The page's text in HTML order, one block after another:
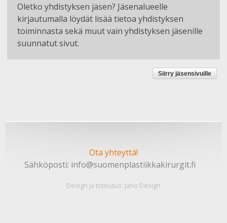
Oletko yhdistyksen jäsen? Jäsenalueelle
kirjautumalla löydät lisää tietoa yhdistyksen
toiminnasta sekä muut vain yhdistyksen jäsenille
suunnatut sivut.
Siirry jäsensivuille
Ota yhteyttä!
Sähköposti: info@suomenplastiikkakirurgit.fi
Design ja toteutus: Jano Design